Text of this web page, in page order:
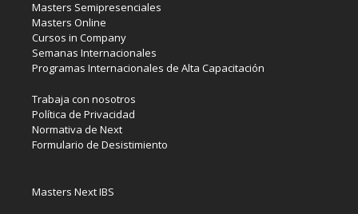
Masters Semipresenciales
Masters Online
Cursos in Company
Semanas Internacionales
Programas Internacionales de Alta Capacitación
Trabaja con nosotros
Política de Privacidad
Normativa de Next
Formulario de Desistimiento
Masters Next IBS